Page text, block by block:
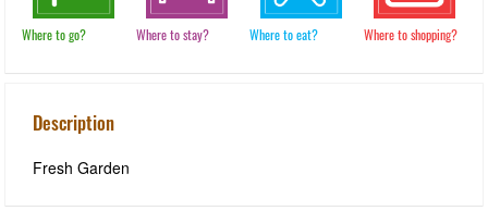
Where to go? Where to stay? Where to eat? Where to shopping?
Description
Fresh Garden